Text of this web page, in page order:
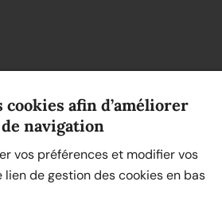
! Erine a su me mettre à l’aise
un lieu convivial et
afin d’améliorer
navigation
vos préférences et modifier vos
de gestion des cookies en bas